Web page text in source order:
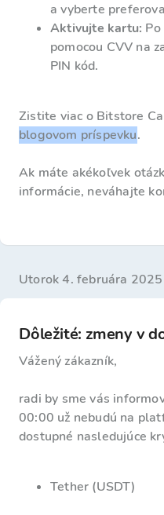
a vyberte
Aktivujte kartu:
pomocou CVV na
PIN kód.
Zistite viac o Bitstore
blogovom príspevku.
Ak máte akékoľvek
informácie, neváhajte
utorok 4. februára 2025
Dôležité: zmeny v
Vážený zákazník,
radi by sme vás
00:00 už nebudú na
dostupné nasledujúce
Tether (USDT)